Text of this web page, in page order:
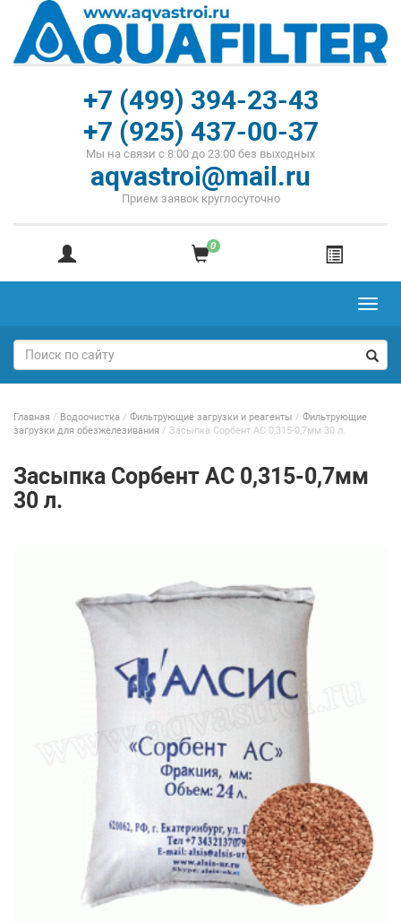
+7 (499) 394-23-43
+7 (925) 437-00-37
Мы на связи с 8:00 до 23:00 без выходных
aqvastroi@mail.ru
Приём заявок круглосуточно
0
Главная / Водоочистка / Фильтрующие загрузки и реагенты / Фильтрующие
загрузки для обезжелезивания / Засыпка Сорбент АС 0,315-0,7мм 30 л.
Засыпка Сорбент АС 0,315-0,7мм
30 л.